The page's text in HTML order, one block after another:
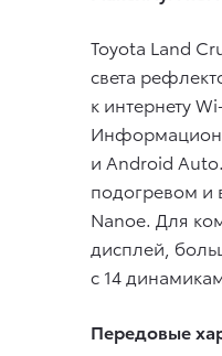
Toyota Land
света
к интернету
и Android
подогревом и
Nanoe. Для
дисплей,
с 14
Передовые